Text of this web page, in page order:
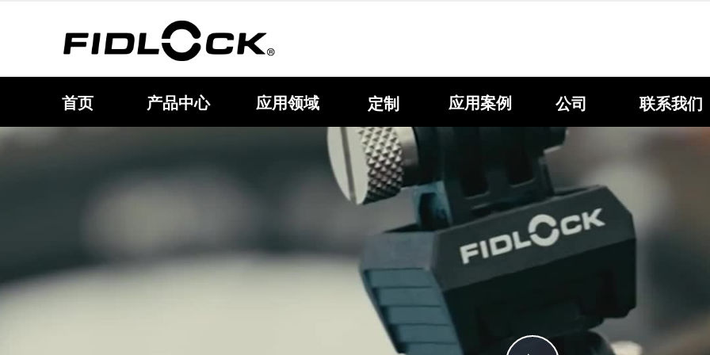
首页 产品中心 定制 应用案例 公司 联系我们
应用领域